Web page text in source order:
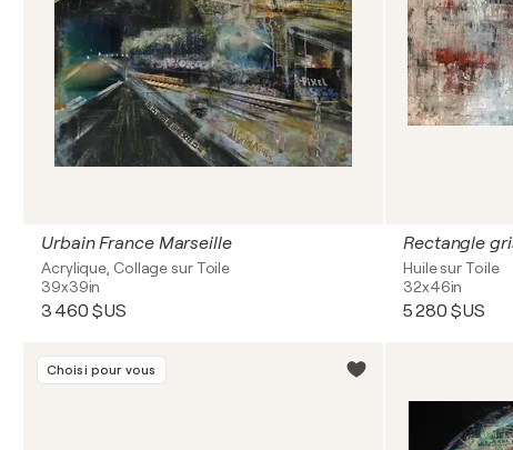
Urbain France Marseille
Acrylique, Collage sur Toile
39x39in
3 460 $US
Rectangle
Huile sur Toile
32x46in
5 280 $US
Choisi pour vous